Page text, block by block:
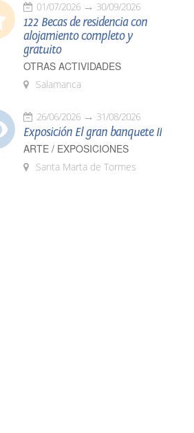
01/07/2026 30/09/2026
122 Becas de residencia con
alojamiento completo y
gratuito
OTRAS ACTIVIDADES
Salamanca
26/06/2026 31/08/2026
Exposición El gran banquete II
ARTE / EXPOSICIONES
Santa Marta de Tormes